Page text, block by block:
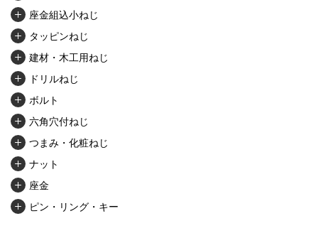
座金組込小ねじ
タッピンねじ
建材・木工用ねじ
ドリルねじ
ボルト
六角穴付ねじ
つまみ・化粧ねじ
ナット
座金
ピン・リング・キー